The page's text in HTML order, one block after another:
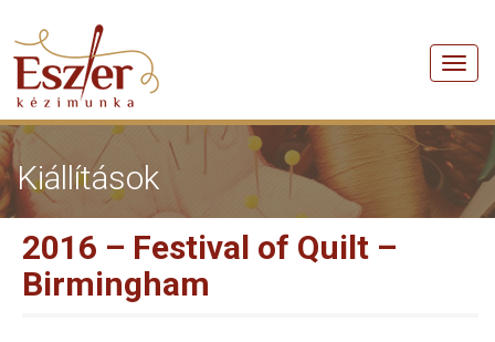
Menü
Kiállítások
2016 – Festival of Quilt –
Birmingham